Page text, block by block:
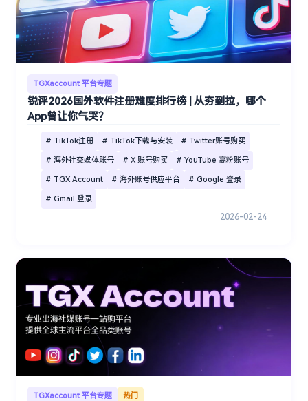
TGXaccount 平台专题
锐评2026国外软件注册难度排行榜 | 从夯到拉，哪个
App曾让你气哭？
# TikTok注册 # TikTok下载与安装 # Twitter账号购买
# 海外社交媒体账号 # X 账号购买 # YouTube 高粉账号
# TGX Account # 海外账号供应平台 # Google 登录
# Gmail 登录
2026-02-24
TGXaccount 平台专题 热门